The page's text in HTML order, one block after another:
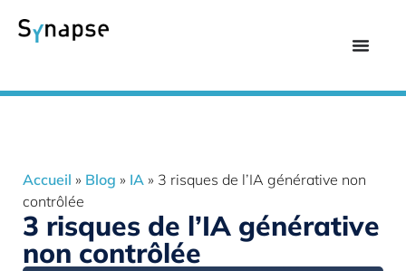
Accueil » Blog » IA » 3 risques de l’IA générative non
contrôlée
3 risques de l’IA générative
non contrôlée